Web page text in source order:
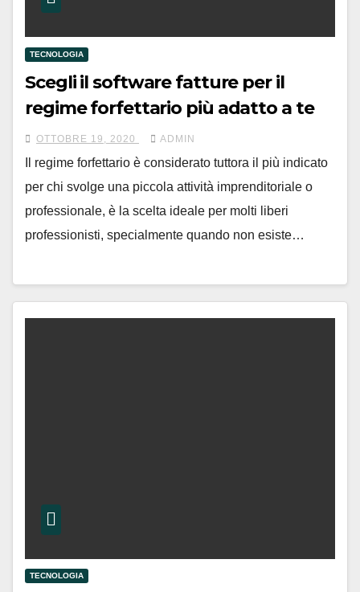
TECNOLOGIA
Scegli il software fatture per il
regime forfettario più adatto a te
OTTOBRE 19, 2020 ADMIN
Il regime forfettario è considerato tuttora il più indicato
per chi svolge una piccola attività imprenditoriale o
professionale, è la scelta ideale per molti liberi
professionisti, specialmente quando non esiste…
TECNOLOGIA